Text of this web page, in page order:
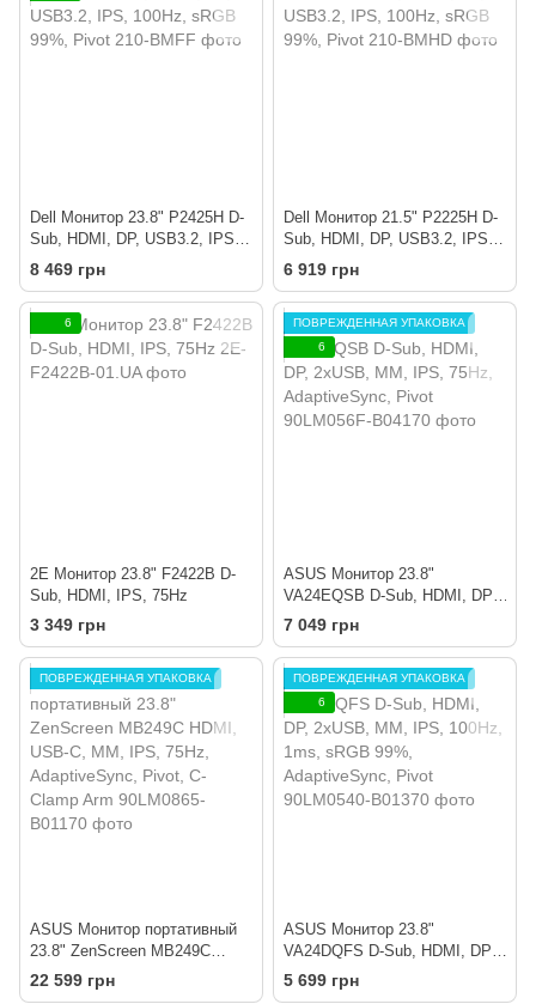
Dell Монитор 23.8" P2425H D-
Sub, HDMI, DP, USB3.2, IPS,
100Hz, sRGB 99%, Pivot
8 469 грн
Dell Монитор 21.5" P2225H D-
Sub, HDMI, DP, USB3.2, IPS,
100Hz, sRGB 99%, Pivot
6 919 грн
6
2E Монитор 23.8" F2422B D-
Sub, HDMI, IPS, 75Hz
3 349 грн
ПОВРЕЖДЕННАЯ УПАКОВКА
6
ASUS Монитор 23.8"
VA24EQSB D-Sub, HDMI, DP,
2xUSB, MM, IPS, 75Hz,
AdaptiveSync, Pivot
7 049 грн
ПОВРЕЖДЕННАЯ УПАКОВКА
ASUS Монитор портативный
23.8" ZenScreen MB249C
HDMI, USB-C, MM, IPS, 75Hz,
AdaptiveSync, Pivot, C-Clamp
22 599 грн
ПОВРЕЖДЕННАЯ УПАКОВКА
6
ASUS Монитор 23.8"
VA24DQFS D-Sub, HDMI, DP,
2xUSB, MM, IPS, 100Hz, 1ms,
sRGB 99%, AdaptiveSync,
5 699 грн